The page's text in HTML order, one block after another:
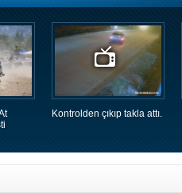
Kontrolden çıkıp takla attı.